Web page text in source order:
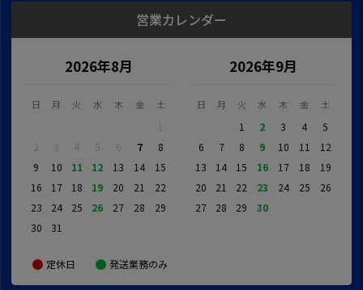
営業カレンダー
2026年8月
日 月 火 水 木 金 土
1
2
3 4 5 6 7
8
9
10 11 12 13 14
15
16
17 18 19 20 21
22
23
24 25 26 27 28
29
30
31
2026年9月
日 月 火 水 木 金 土
1 2 3 4
5
6
7 8 9 10 11
12
13
14 15 16 17 18
19
20
21 22 23 24 25
26
27
28 29 30
定休日 発送業務のみ